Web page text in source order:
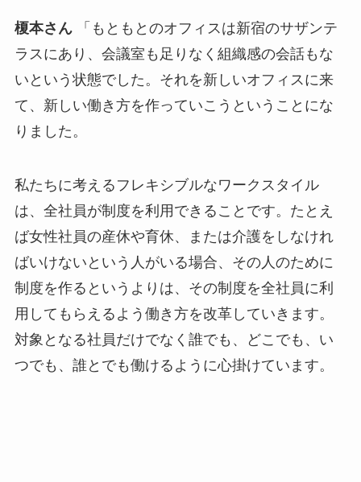
榎本さん 「もともとのオフィスは新宿のサザンテ
ラスにあり、会議室も足りなく組織感の会話もな
いという状態でした。それを新しいオフィスに来
て、新しい働き方を作っていこうということにな
私たちに考えるフレキシブルなワークスタイル
は、全社員が制度を利用できることです。たとえ
ば女性社員の産休や育休、または介護をしなけれ
ばいけないという人がいる場合、その人のために
制度を作るというよりは、その制度を全社員に利
用してもらえるよう働き方を改革していきます。
対象となる社員だけでなく誰でも、どこでも、い